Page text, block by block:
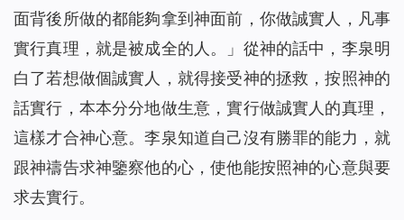
面背後所做的都能夠拿到神面前，你做誠實人，凡事
實行真理，就是被成全的人。
」從神的話中，李泉明
白了若想做個誠實人，就得接受神的拯救，按照神的
話實行，本本分分地做生意，實行做誠實人的真理，
這樣才合神心意。李泉知道自己沒有勝罪的能力，就
跟神禱告求神鑒察他的心，使他能按照神的心意與要
求去實行。